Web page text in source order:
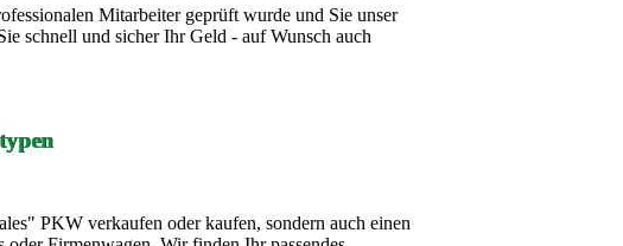
Mitarbeiter geprüft wurde und Sie unser
schnell und sicher Ihr Geld - auf Wunsch auch
PKW verkaufen oder kaufen, sondern auch einen